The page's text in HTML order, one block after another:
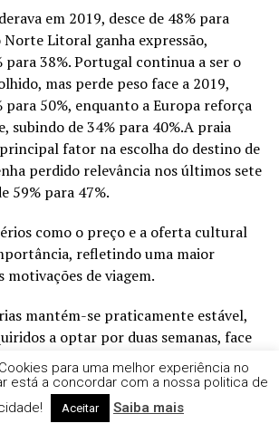
em 2019, desce de 48% para
Litoral ganha expressão,
para 38%. Portugal continua a ser o
mas perde peso face a 2019,
para 50%, enquanto a Europa reforça
subindo de 34% para 40%.A praia
fator na escolha do destino de
perdido relevância nos últimos sete
59% para 47%.
como o preço e a oferta cultural
refletindo uma maior
motivações de viagem.
mantém-se praticamente estável,
a optar por duas semanas, face
em 2019.Do ponto de vista
médio previsto para as férias de
por pessoa, um aumento de cerca
euros registados em 2019.
para uma melhor experiência no
está a concordar com a nossa politica de
Aceitar Saiba mais